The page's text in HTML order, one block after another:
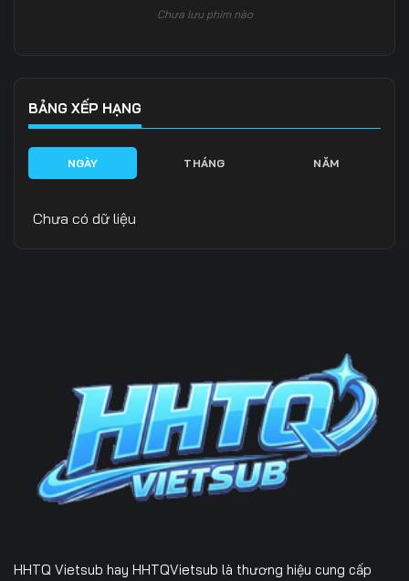
Chưa lưu phim nào
BẢNG XẾP HẠNG
NGÀY THÁNG NĂM
Chưa có dữ liệu
HHTQ Vietsub hay HHTQVietsub là thương hiệu cung cấp